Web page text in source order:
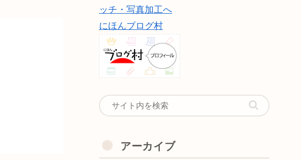
にほんブログ村
アーカイブ